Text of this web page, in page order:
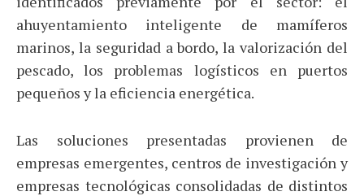
ahuyentamiento inteligente de mamíferos
marinos, la seguridad a bordo, la valorización del
pescado, los problemas logísticos en puertos
pequeños y la eficiencia energética.
Las soluciones presentadas provienen de
empresas emergentes, centros de investigación y
empresas tecnológicas consolidadas de distintos